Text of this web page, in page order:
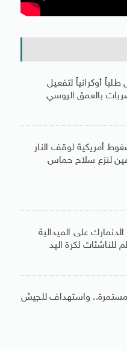
أوكرانياً لتفعيل
بالعمق الروسي
أمريكية لوقف النار
لنزع سلاح حماس
على الميدالية
للناشئات لكرة اليد
مستمرة.. واستهداف للجيش